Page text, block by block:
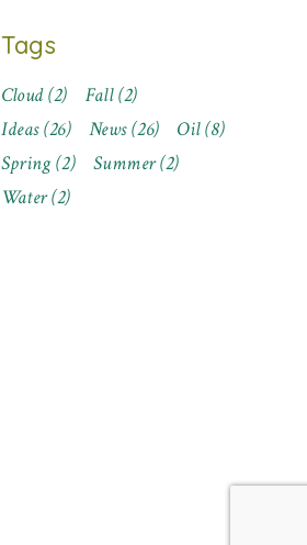
Tags
Cloud(2) Fall(2)
Ideas(26) News(26) Oil(8)
Spring(2) Summer(2)
Water(2)